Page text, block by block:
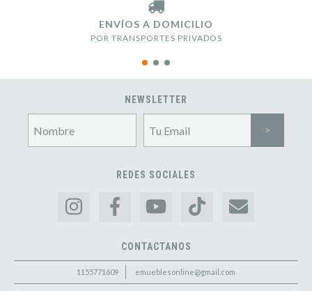
ENVÍOS A DOMICILIO
POR TRANSPORTES PRIVADOS
NEWSLETTER
REDES SOCIALES
CONTACTANOS
1155771609 emueblesonline@gmail.com